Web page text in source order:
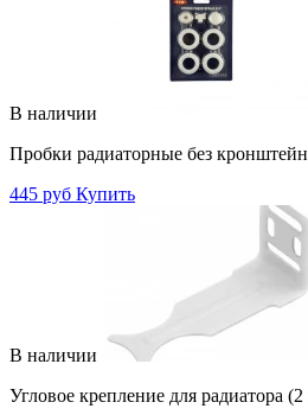
В наличии
Пробки радиаторные без
445 руб Купить
В наличии
Угловое крепление для радиатора